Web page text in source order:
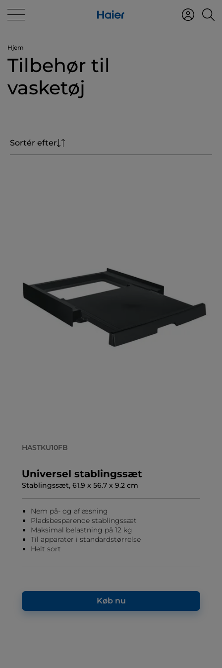
Hjem
Tilbehør til
vasketøj
Sortér efter
HASTKU10FB
Universel stablingssæt
Stablingssæt, 61.9 x 56.7 x 9.2 cm
Nem på- og aflæsning
Pladsbesparende stablingssæt
Maksimal belastning på 12 kg
Til apparater i standardstørrelse
Helt sort
Køb nu